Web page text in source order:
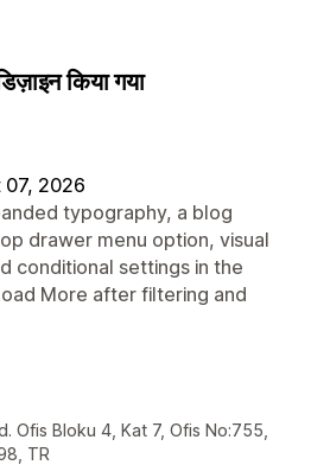
किया गया
07, 2026
typography, a blog
drawer menu option, visual
conditional settings in the
More after filtering and
Ofis Bloku 4, Kat 7, Ofis No:755,
TR